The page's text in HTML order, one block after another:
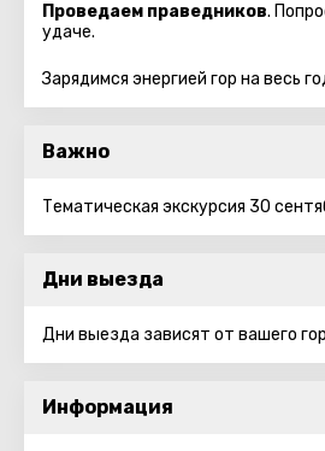
Проведаем праведников.
удаче.
Зарядимся энергией гор на весь
Важно
Тематическая экскурсия 30
Дни выезда
Дни выезда зависят от вашего
Информация